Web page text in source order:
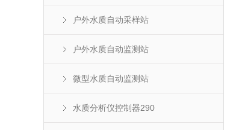
户外水质自动采样站
户外水质自动监测站
微型水质自动监测站
水质分析仪控制器290